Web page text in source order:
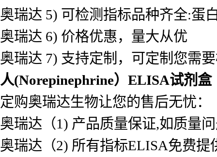
奥瑞达 5) 可检测指标品种齐全:蛋
奥瑞达 6) 价格优惠，量大从优
奥瑞达 7) 支持定制，可定制您需
人(Norepinephrine）ELISA试剂盒
定购奥瑞达生物让您的售后无忧：
奥瑞达（1) 产品质量保证,如质量
奥瑞达（2) 所有指标ELISA免费